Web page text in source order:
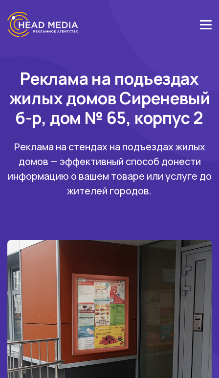
Реклама на подъездах
жилых домов Сиреневый
б-р, дом № 65, корпус 2
Реклама на стендах на подъездах жилых
домов — эффективный способ донести
информацию о вашем товаре или услуге до
жителей городов.